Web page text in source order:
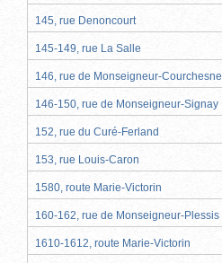
145, rue Denoncourt
145-149, rue La Salle
146, rue de Monseigneur-Courchesne
146-150, rue de Monseigneur-Signay
152, rue du Curé-Ferland
153, rue Louis-Caron
1580, route Marie-Victorin
160-162, rue de Monseigneur-Plessis
1610-1612, route Marie-Victorin